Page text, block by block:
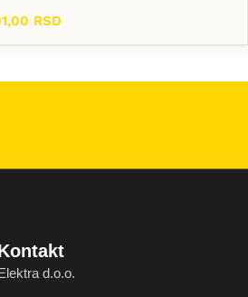
RSD
d.o.o.